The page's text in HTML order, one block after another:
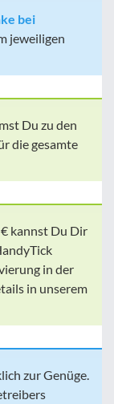
bei
jeweiligen
Du zu den
die gesamte
kannst Du Dir
in der
in unserem
zur Genüge.